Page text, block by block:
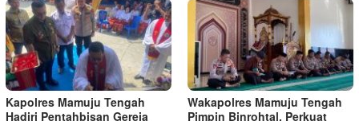
Kapolres Mamuju Tengah
Hadiri Pentahbisan Gereja
Wakapolres Mamuju Tengah
Pimpin Binrohtal, Perkuat